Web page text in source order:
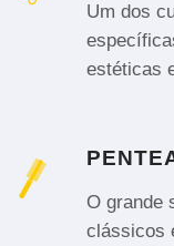
Um dos
estéticas
O grande
clássicos